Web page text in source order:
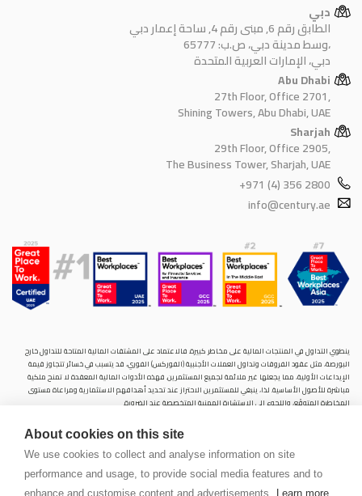
About cookies on this site
We use cookies to collect and analyse information on site
performance and usage, to provide social media features and to
enhance and customise content and advertisements.
Learn more
دبي
الطابق رقم 6, مبنى رقم 4, ساحة إعمار دبي
وسط مدينة دبي، ص.ب: 65777،
دبي، الإمارات العربية المتحدة
Abu Dhabi
27th Floor, Office 2701,
Shining Towers, Abu Dhabi, UAE
Sharjah
29th Floor, Office 2905,
The Business Tower, Sharjah, UAE
+971 (4) 356 2800
info@century.ae
ينطوي التداول في المنتجات المالية على مخاطر كبيرة. فالاعتماد على المشتقات المالية المتاحة للتداول خارح
البورصة، مثل عقود الفروقات وتداول العملات الأجنبية (الفوركس) الفوري، قد يتسبب في خسائر تتجاوز قيمة
الإيداعات الأولية، مما يجعلها غير ملائمة لجميع المستثمرين. فهذه الأدوات المالية المعقدة لا تمنح ملكية
مباشرة للأصول الأساسية. لذا، ينبغي للمستثمرين الاحتراز عند تحديد أهدافهم الاستثمارية ومراعاة مستوى
المخاطرة المتوقَع، واللجوء إلى الاستشارة المهنية المتخصصة عند الضرورة.
في دولة الإمارات العربية المتحدة، بموجب الترخيص رقم (20200000028) و(301044) لتولي أعمال الوساطة في
الأسواق الدولية، وتداول المشتقات المالية والعملات المتاحة للتداول خارج البورصة في سوق التداول الفوري،
بالإضافة إلى تقديم الخدمات الاستشارية والترويجية. تأسست الشركة بموجب قوانين دولة الإمارات العربية
المتحدة، وهي مسجلة لدى دائرة التنمية الاقتصادية بدبي (رقم: 768189)، حيث يقع مكتبها المسجّل في 601،
الطابق السادس، المبنى رقم 4، ميدان إعمار، وسط مدينة دبي، دولة الإمارات العربية المتحدة، ص.ب. 65777.